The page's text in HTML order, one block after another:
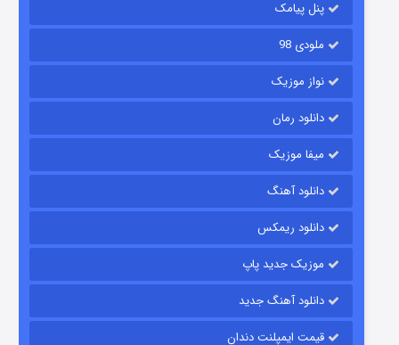
قسمت۲ (دوبله) منتشر شد
پنل پیامک
ملودی 98
نواز موزیک
دانلود رمان
میفا موزیک
دانلود آهنگ
دانلود ریمکس
موزیک جدید پاپ
دانلود آهنگ جدید
قیمت ایمپلنت دندان